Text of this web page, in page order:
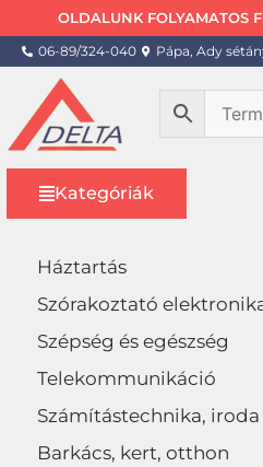
OLDALUNK FOLYAMATOS
06-89/324-040 Pápa, Ady
Kategóriák
Háztartás
Szórakoztató
Szépség és egészség
Telekommunikáció
Számítástechnika, iroda
Barkács, kert, otthon